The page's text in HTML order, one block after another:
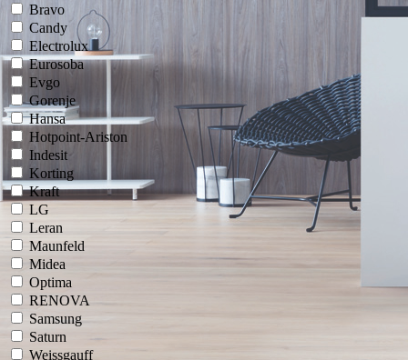
Bravo
Candy
Electrolux
Eurosoba
Evgo
Gorenje
Hansa
Hotpoint-Ariston
Indesit
Korting
Kraft
LG
Leran
Maunfeld
Midea
Optima
RENOVA
Samsung
Saturn
Weissgauff